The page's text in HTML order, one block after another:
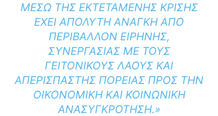
ΜΈΣΩ ΤΗΣ ΕΚΤΕΤΑΜΈΝΗΣ ΚΡΊΣΗΣ
ΈΧΕΙ ΑΠΌΛΥΤΗ ΑΝΆΓΚΗ ΑΠΌ
ΠΕΡΙΒΆΛΛΟΝ ΕΙΡΉΝΗΣ,
ΣΥΝΕΡΓΑΣΊΑΣ ΜΕ ΤΟΥΣ
ΓΕΙΤΟΝΙΚΟΎΣ ΛΑΟΎΣ ΚΑΙ
ΑΠΕΡΊΣΠΑΣΤΗΣ ΠΟΡΕΊΑΣ ΠΡΟΣ ΤΗΝ
ΟΙΚΟΝΟΜΙΚΉ ΚΑΙ ΚΟΙΝΩΝΙΚΉ
ΑΝΑΣΥΓΚΡΌΤΗΣΗ.»